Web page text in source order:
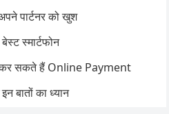
पार्टनर को खुश
स्मार्टफोन
कर सकते हैं Online Payment
बातों का ध्यान